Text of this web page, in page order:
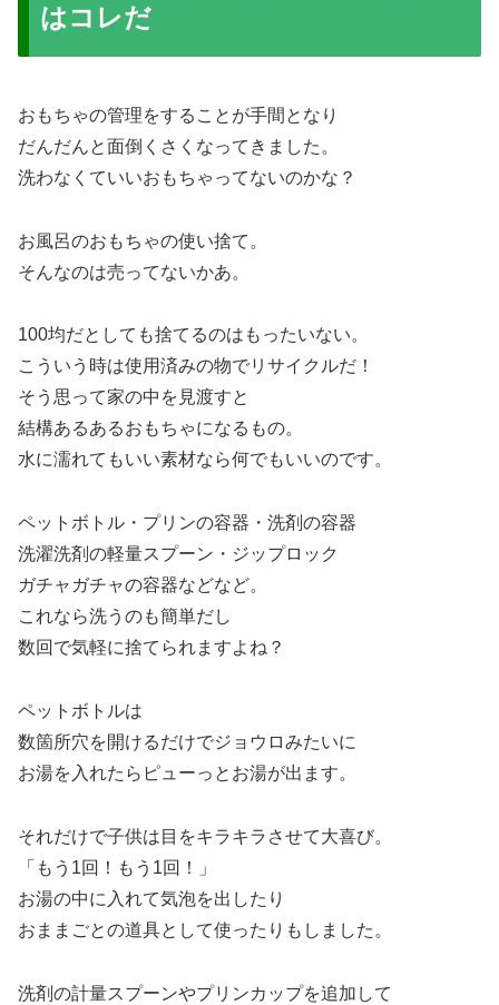
はコレだ
おもちゃの管理をすることが手間となり
だんだんと面倒くさくなってきました。
洗わなくていいおもちゃってないのかな？
お風呂のおもちゃの使い捨て。
そんなのは売ってないかあ。
100均だとしても捨てるのはもったいない。
こういう時は使用済みの物でリサイクルだ！
そう思って家の中を見渡すと
結構あるあるおもちゃになるもの。
水に濡れてもいい素材なら何でもいいのです。
ペットボトル・プリンの容器・洗剤の容器
洗濯洗剤の軽量スプーン・ジップロック
ガチャガチャの容器などなど。
これなら洗うのも簡単だし
数回で気軽に捨てられますよね？
ペットボトルは
数箇所穴を開けるだけでジョウロみたいに
お湯を入れたらピューっとお湯が出ます。
それだけで子供は目をキラキラさせて大喜び。
「もう1回！もう1回！」
お湯の中に入れて気泡を出したり
おままごとの道具として使ったりもしました。
洗剤の計量スプーンやプリンカップを追加して